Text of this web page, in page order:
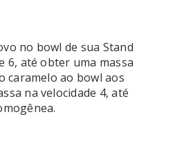
no bowl de sua Stand
6, até obter uma massa
caramelo ao bowl aos
na velocidade 4, até